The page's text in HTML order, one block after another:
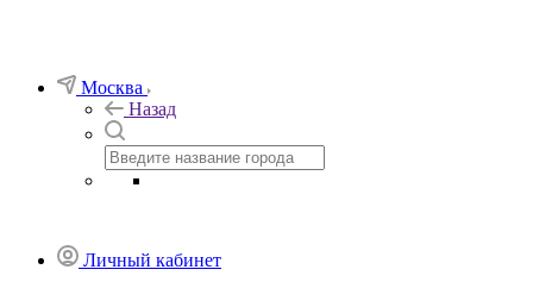
Москва
Назад
Личный кабинет